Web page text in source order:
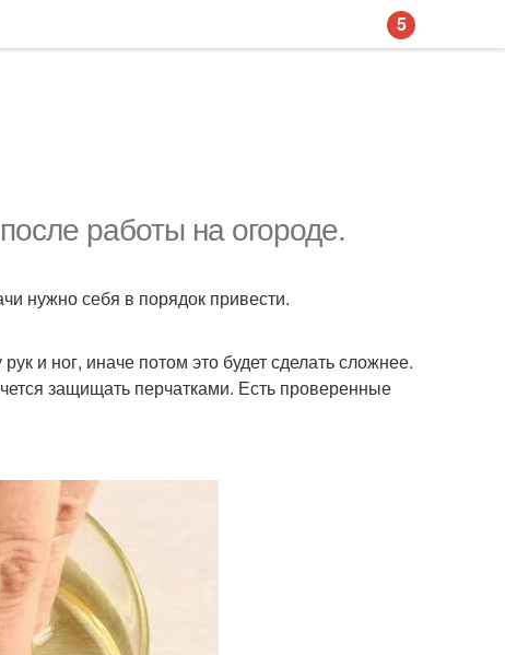
работы на огороде.
нужно себя в порядок привести.
и ног, иначе потом это будет сделать сложнее.
защищать перчатками. Есть проверенные
5